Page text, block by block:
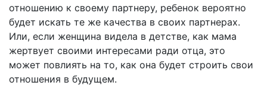
отношению к своему партнеру, ребенок вероятно
будет искать те же качества в своих партнерах.
Или, если женщина видела в детстве, как мама
жертвует своими интересами ради отца, это
может повлиять на то, как она будет строить свои
отношения в будущем.